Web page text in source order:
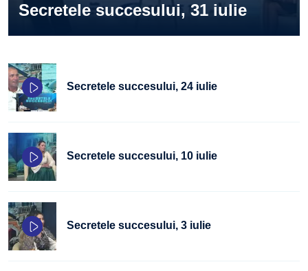
Secretele succesului, 31 iulie
Secretele succesului, 24 iulie
Secretele succesului, 10 iulie
Secretele succesului, 3 iulie